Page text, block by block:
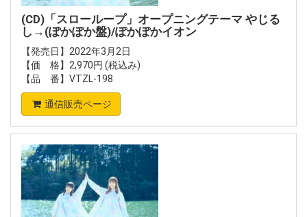
(CD)「スローループ」オープニングテーマ やじる
し→(ぽかぽか盤)/ぽかぽかイオン
【発売日】2022年3月2日
【価 格】2,970円 (税込み)
【品 番】VTZL-198
通信販売ページ